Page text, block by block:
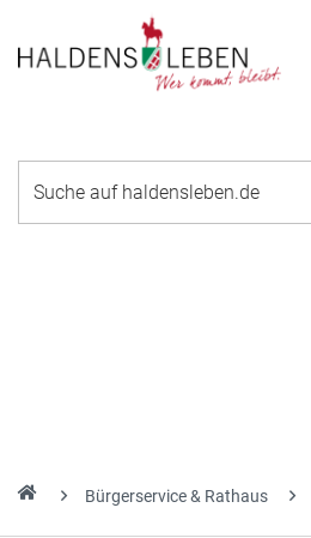
Bürgerservice & Rathaus